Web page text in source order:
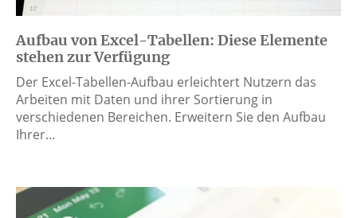
Aufbau von Excel-Tabellen: Diese Elemente
stehen zur Verfügung
Der Excel-Tabellen-Aufbau erleichtert Nutzern das
Arbeiten mit Daten und ihrer Sortierung in
verschiedenen Bereichen. Erweitern Sie den Aufbau
Ihrer…